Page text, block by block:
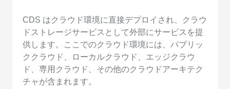
CDS はクラウド環境に直接デプロイされ、クラウ
ドストレージサービスとして外部にサービスを提
供します。ここでのクラウド環境には、パブリッ
ククラウド、ローカルクラウド、エッジクラウ
ド、専用クラウド、その他のクラウドアーキテク
チャが含まれます。